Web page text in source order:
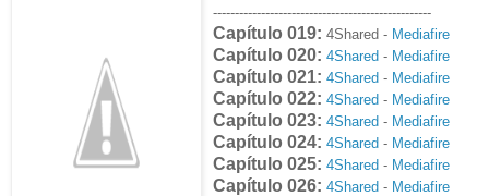
--------------------------------------------------
Capítulo 019: 4Shared - Mediafire
Capítulo 020: 4Shared - Mediafire
Capítulo 021: 4Shared - Mediafire
Capítulo 022: 4Shared - Mediafire
Capítulo 023: 4Shared - Mediafire
Capítulo 024: 4Shared - Mediafire
Capítulo 025: 4Shared - Mediafire
Capítulo 026: 4Shared - Mediafire